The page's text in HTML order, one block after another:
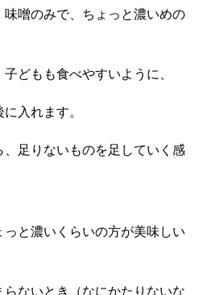
噌のみで、ちょっと濃いめの
どもも食べやすいように、
入れます。
足りないものを足していく感
と濃いくらいの方が美味しい
ないとき（なにかたりないな